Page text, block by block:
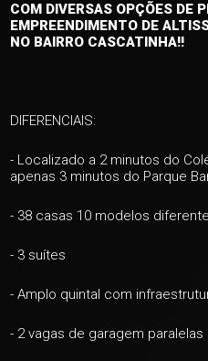
COM DIVERSAS OPÇÕES DE
EMPREENDIMENTO DE
NO BAIRRO CASCATINHA!!
DIFERENCIAIS:
- Localizado a 2 minutos do
apenas 3 minutos do Parque
- 38 casas 10 modelos
- 3 suítes
- Amplo quintal com
- 2 vagas de garagem paralelas